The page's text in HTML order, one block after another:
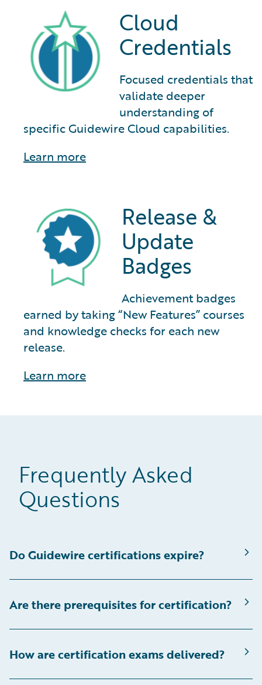
Cloud
Credentials
Focused credentials that
validate deeper
understanding of
specific Guidewire Cloud capabilities.
Learn more
Release &
Update
Badges
Achievement badges
earned by taking “New Features” courses
and knowledge checks for each new
release.
Learn more
Frequently Asked
Questions
Do Guidewire certifications expire?
Are there prerequisites for certification?
How are certification exams delivered?